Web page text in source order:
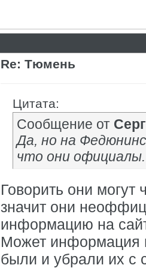
Re: Тюмень
Цитата:
Сообщение от
Да, но на
что они
Говорить они могут
значит они
информацию на
Может информация
были и убрали их с